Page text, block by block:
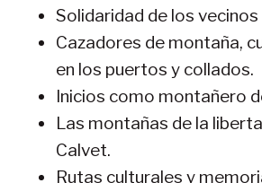
Solidaridad de los
Cazadores de montaña,
en los puertos y collados.
Inicios como montañero
Las montañas de la
Calvet.
Rutas culturales y